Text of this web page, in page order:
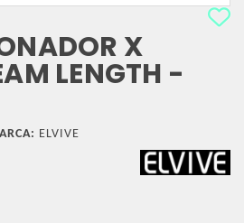
X
LENGTH -
ELVIVE